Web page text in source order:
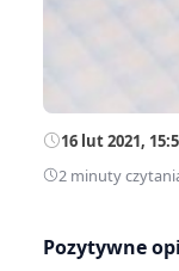
16 lut 2021,
2 minuty
Pozytywne